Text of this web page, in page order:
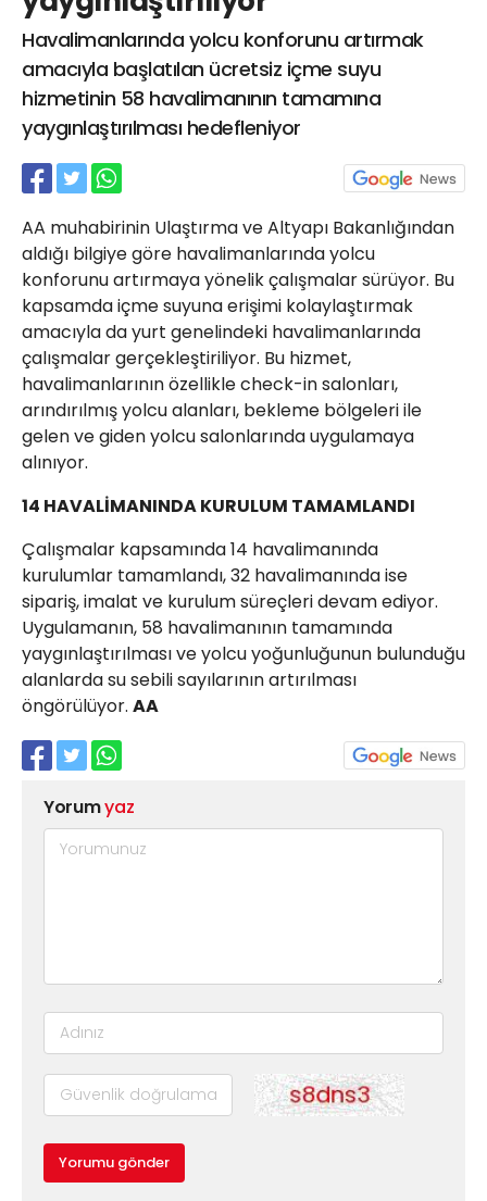
Havalimanlarında yolcu konforunu artırmak
amacıyla başlatılan ücretsiz içme suyu
hizmetinin 58 havalimanının tamamına
yaygınlaştırılması hedefleniyor
AA muhabirinin Ulaştırma ve Altyapı Bakanlığından
aldığı bilgiye göre havalimanlarında yolcu
konforunu artırmaya yönelik çalışmalar sürüyor. Bu
kapsamda içme suyuna erişimi kolaylaştırmak
amacıyla da yurt genelindeki havalimanlarında
çalışmalar gerçekleştiriliyor. Bu hizmet,
havalimanlarının özellikle check-in salonları,
arındırılmış yolcu alanları, bekleme bölgeleri ile
gelen ve giden yolcu salonlarında uygulamaya
alınıyor.
14 HAVALİMANINDA KURULUM TAMAMLANDI
Çalışmalar kapsamında 14 havalimanında
kurulumlar tamamlandı, 32 havalimanında ise
sipariş, imalat ve kurulum süreçleri devam ediyor.
Uygulamanın, 58 havalimanının tamamında
yaygınlaştırılması ve yolcu yoğunluğunun bulunduğu
alanlarda su sebili sayılarının artırılması
öngörülüyor. AA
Yorumyaz
Yorumu gönder
21 Gölcük
02624132333
haber@golcukpostasi.com